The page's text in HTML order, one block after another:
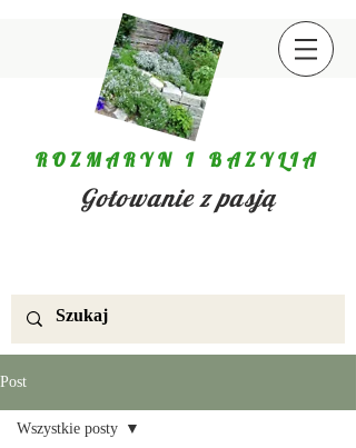
ROZMARYN I BAZYLIA
Gotowanie z pasją
Post
Wszystkie posty